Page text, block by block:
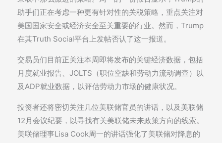
助手们正在考虑一种更有针对性的关税策略，重点关注对
美国国家安全或经济安全至关重要的行业。然而，Trump
在其Truth Social平台上发帖否认了这一报道。
交易员们目前正关注本周即将发布的关键经济数据，包括
月度就业报告、JOLTS（职位空缺和劳动力流动调查）以
及ADP就业数据，以评估劳动力市场的健康状况。
投资者还将密切关注几位美联储官员的讲话，以及美联储
12月会议纪要，以寻找有关美联储未来政策方向的线索。
美联储理事Lisa Cook周一的讲话强化了美联储对降息的